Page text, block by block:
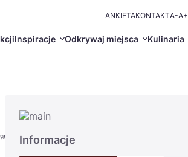
ANKIETAKONTAKTA-A+
Inspiracje
Certyfikaty POT
Odkrywaj miejsca Kulinaria
Restauracje Michelin
Informacje